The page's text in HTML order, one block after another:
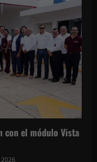
con el módulo Vista